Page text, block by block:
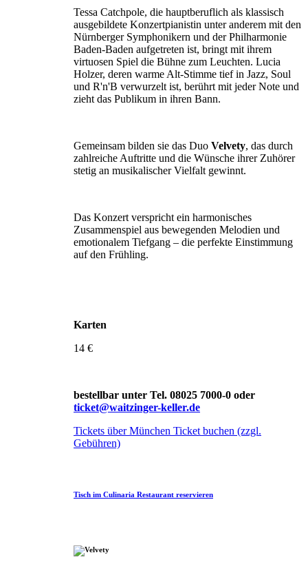
Tessa Catchpole, die hauptberuflich als klassisch
ausgebildete Konzertpianistin unter anderem mit den
Nürnberger Symphonikern und der Philharmonie
Baden-Baden aufgetreten ist, bringt mit ihrem
virtuosen Spiel die Bühne zum Leuchten. Lucia
Holzer, deren warme Alt-Stimme tief in Jazz, Soul
und R'n'B verwurzelt ist, berührt mit jeder Note und
zieht das Publikum in ihren Bann.
Gemeinsam bilden sie das Duo Velvety, das durch
zahlreiche Auftritte und die Wünsche ihrer Zuhörer
stetig an musikalischer Vielfalt gewinnt.
Das Konzert verspricht ein harmonisches
Zusammenspiel aus bewegenden Melodien und
emotionalem Tiefgang – die perfekte Einstimmung
auf den Frühling.
Karten
14 €
bestellbar unter Tel. 08025 7000-0 oder
ticket@waitzinger-keller.de
Tickets über München Ticket buchen (zzgl.
Gebühren)
Tisch im Culinaria Restaurant reservieren